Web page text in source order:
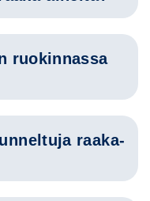
ruokinnassa
raaka-